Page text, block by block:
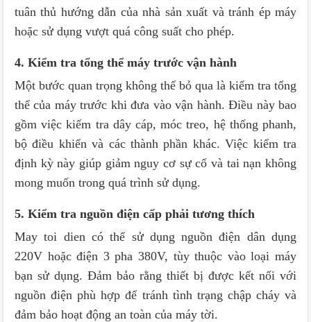
tuân thủ hướng dẫn của nhà sản xuất và tránh ép máy
hoặc sử dụng vượt quá công suất cho phép.
4. Kiểm tra tổng thể máy trước vận hành
Một bước quan trọng không thể bỏ qua là kiểm tra tổng
thể của máy trước khi đưa vào vận hành. Điều này bao
gồm việc kiểm tra dây cáp, móc treo, hệ thống phanh,
bộ điều khiển và các thành phần khác. Việc kiểm tra
định kỳ này giúp giảm nguy cơ sự cố và tai nạn không
mong muốn trong quá trình sử dụng.
5. Kiểm tra nguồn điện cấp phải tương thích
May toi dien có thể sử dụng nguồn điện dân dụng
220V hoặc điện 3 pha 380V, tùy thuộc vào loại máy
bạn sử dụng. Đảm bảo rằng thiết bị được kết nối với
nguồn điện phù hợp để tránh tình trạng chập cháy và
đảm bảo hoạt động an toàn của máy tời.